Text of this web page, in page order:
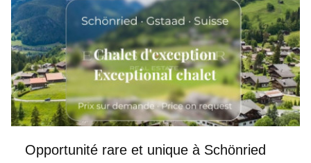
Opportunité rare et unique à Schönried